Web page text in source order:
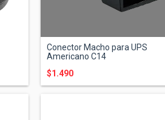
Conector Macho para UPS
Americano C14
$1.490